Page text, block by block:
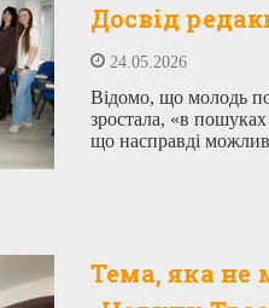
Досвід
24.05.2026
Відомо, що молодь
зростала, «в
що насправді
Тема, яка не